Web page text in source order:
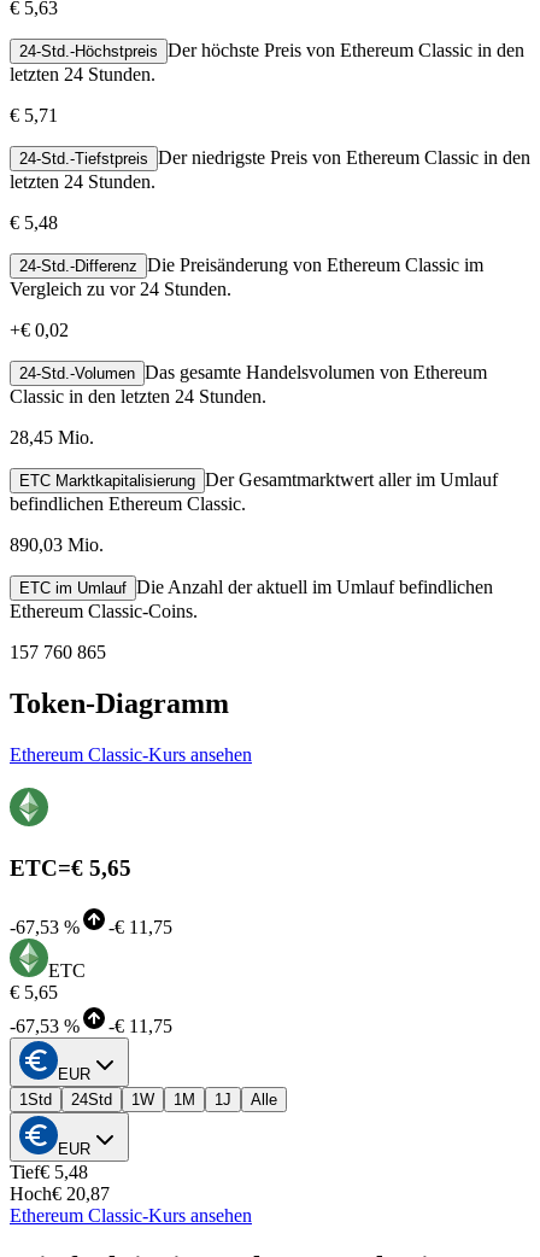
€ 5,63
24-Std.-Höchstpreis Der höchste Preis von Ethereum Classic in den
letzten 24 Stunden.
€ 5,71
24-Std.-Tiefstpreis Der niedrigste Preis von Ethereum Classic in den
letzten 24 Stunden.
€ 5,48
24-Std.-Differenz Die Preisänderung von Ethereum Classic im
Vergleich zu vor 24 Stunden.
+€ 0,02
24-Std.-Volumen Das gesamte Handelsvolumen von Ethereum
Classic in den letzten 24 Stunden.
28,45 Mio.
ETC Marktkapitalisierung Der Gesamtmarktwert aller im Umlauf
befindlichen Ethereum Classic.
890,03 Mio.
ETC im Umlauf Die Anzahl der aktuell im Umlauf befindlichen
Ethereum Classic-Coins.
157 760 865
Token-Diagramm
Ethereum Classic-Kurs ansehen
ETC=€ 5,65
-67,53 % -€ 11,75
ETC
€ 5,65
-67,53 % -€ 11,75
EUR
1Std
24Std 1W 1M 1J Alle
EUR
Tief€ 5,48
Hoch€ 20,87
Ethereum Classic-Kurs ansehen